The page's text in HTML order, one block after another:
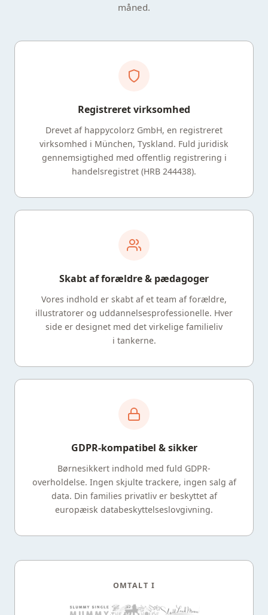
måned.
Registreret virksomhed
Drevet af happycolorz GmbH, en registreret
virksomhed i München, Tyskland. Fuld juridisk
gennemsigtighed med offentlig registrering i
handelsregistret (HRB 244438).
Skabt af forældre & pædagoger
Vores indhold er skabt af et team af forældre,
illustratorer og uddannelsesprofessionelle. Hver
side er designet med det virkelige familieliv
i tankerne.
GDPR-kompatibel & sikker
Børnesikkert indhold med fuld GDPR-
overholdelse. Ingen skjulte trackere, ingen salg af
data. Din families privatliv er beskyttet af
europæisk databeskyttelseslovgivning.
OMTALT I